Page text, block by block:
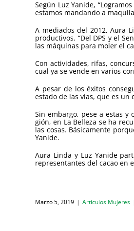
Según Luz Yanide,
estamos mandando a
A mediados del 2012, Aura
productivos. “Del DPS y el
las máquinas para moler el
Con actividades, rifas,
cual ya se vende en varios
A pesar de los éxitos
estado de las vías, que es un
Sin embargo, pese a estas
gión, en La Belleza se ha
las cosas. Básicamente
Yanide.
Aura Linda y Luz Yanide
representantes del cacao en
Marzo 5, 2019 | Artículos Mujeres |